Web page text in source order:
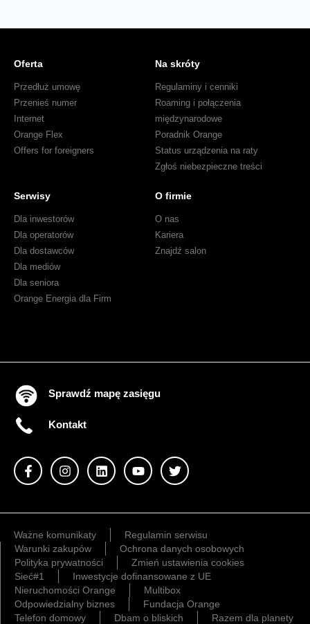
Oferta
Przedłuż umowę
Przenieś numer
Internet
Orange Flex
Offers for foreigners
Na skróty
Regulaminy i cenniki
Roaming i połączenia
międzynarodowe
Poradnik Orange
Status urządzenia na raty
Zgłoś niebezpieczne treści
Serwisy
Dla inwestorów
Dla operatorów
Dla dostawców
Dla mediów
Dla seniora
Orange Energia dla Firm
O firmie
O nas
Kariera
Znajdź salon
Sprawdź mapę zasięgu
Kontakt
Ważne komunikaty
Regulamin serwisu
Warunki zakupów
Ochrona danych osobowych
Polityka prywatności
Zmień ustawienia cookies
Sieć#1
Inwestycje dofinansowane z UE
Nieruchomości Orange
Multibox
Odpowiedzialny biznes
Fundacja Orange
Telefon domowy
Dbam o bliskich Razem dla planety